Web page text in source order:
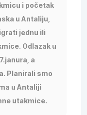
i početak
u Antaliju,
jednu ili
Odlazak u
a
Planirali smo
u Antaliji
utakmice.